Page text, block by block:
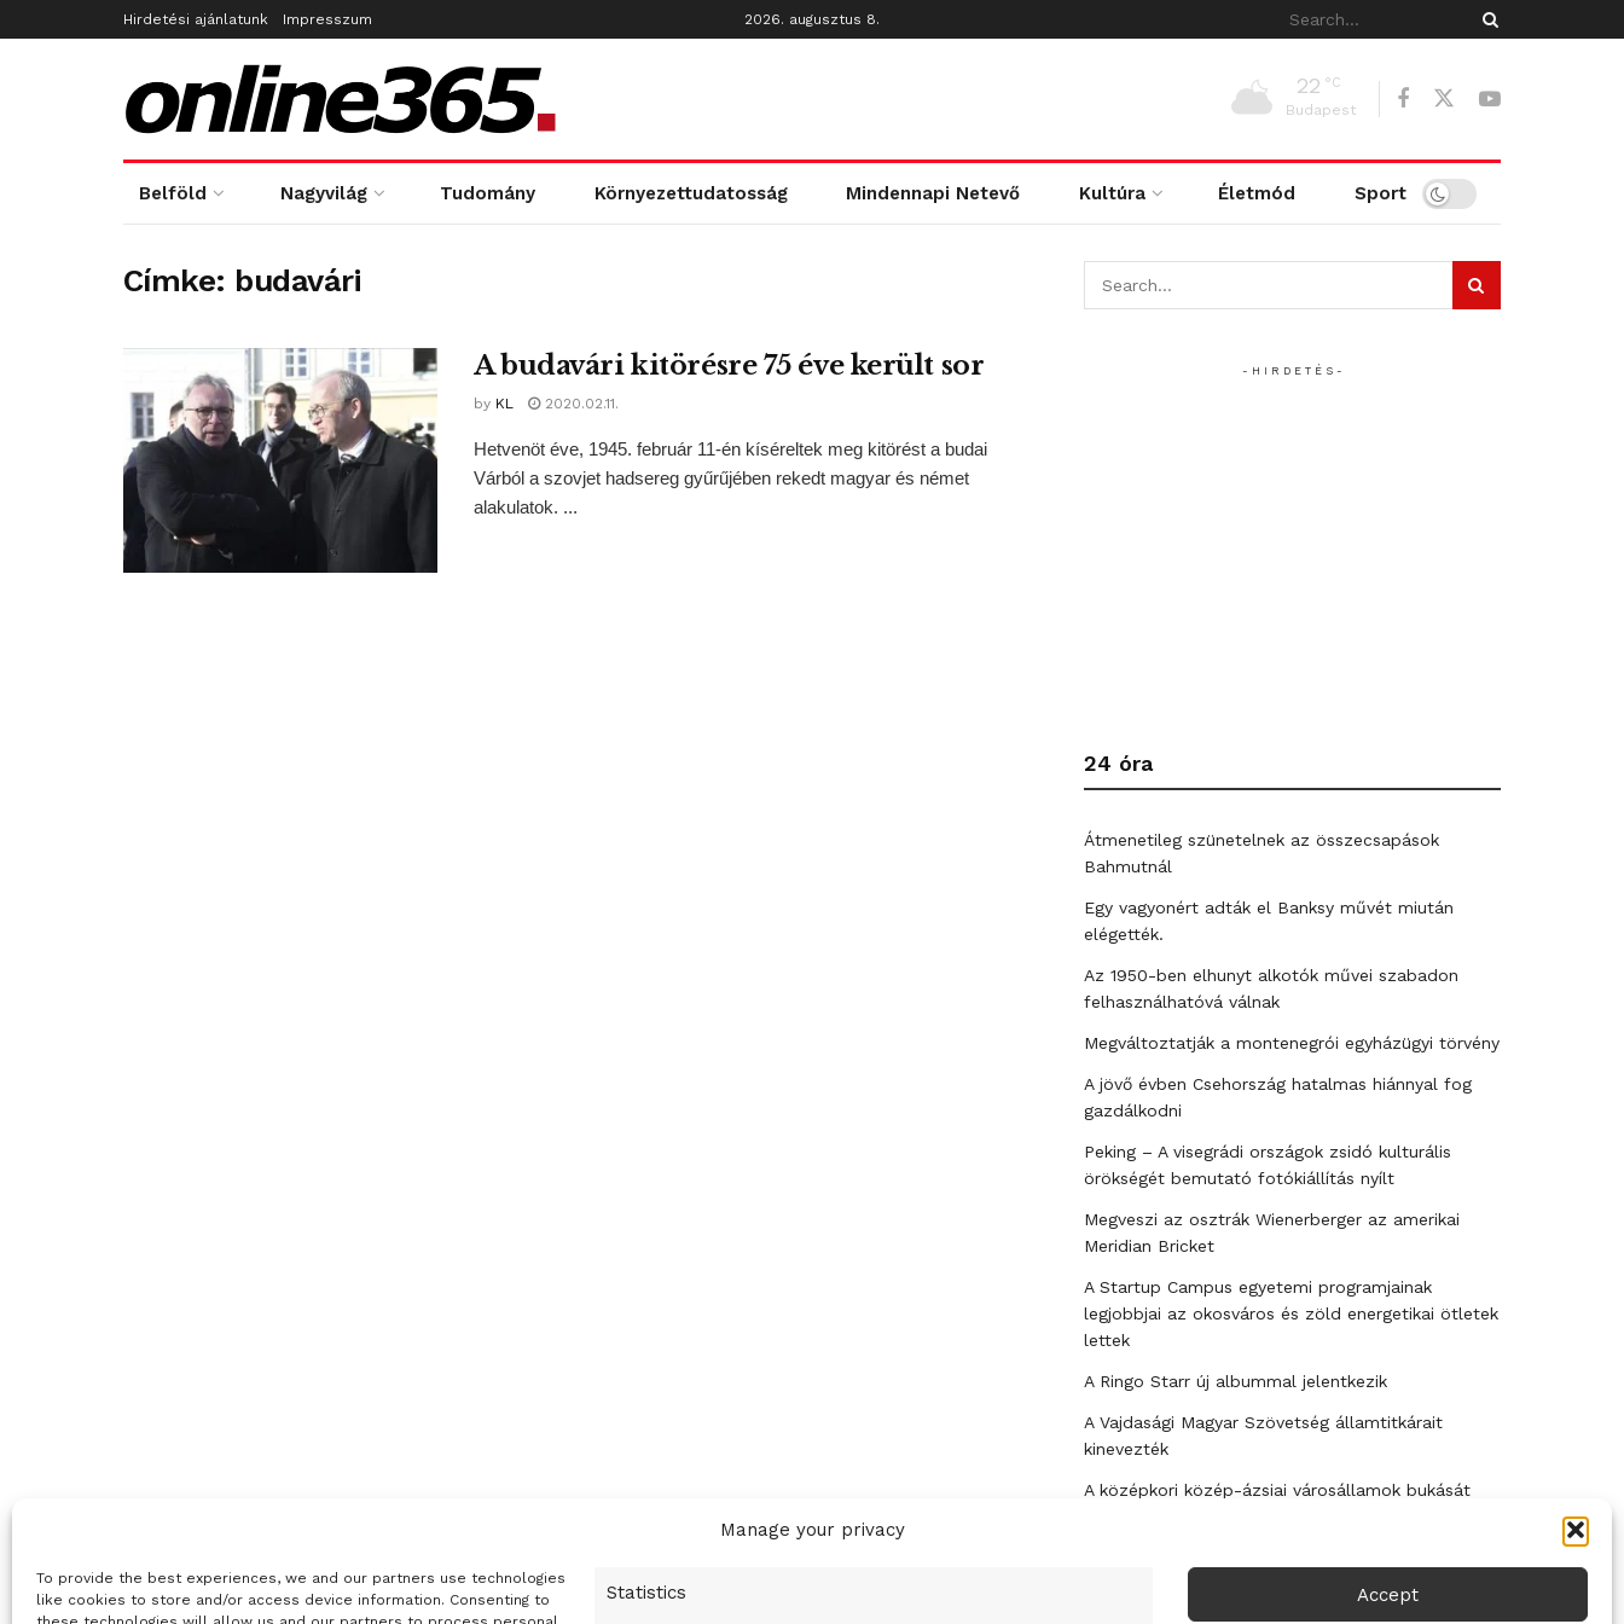
Manage your privacy
To provide the best experiences, we and our partners use technologies
like cookies to store and/or access device information. Consenting to
Statistics Accept
Hirdetési ajánlatunk Impresszum 2026. augusztus 8.
22 °C
Budapest
Belföld Nagyvilág Tudomány Környezettudatosság Mindennapi Netevő Kultúra Életmód Sport
Címke: budavári
A budavári kitörésre 75 éve került sor
by KL 2020.02.11.
Hetvenöt éve, 1945. február 11-én kíséreltek meg kitörést a budai
Várból a szovjet hadsereg gyűrűjében rekedt magyar és német
alakulatok. ...
- H I R D E T É S -
24 óra
Átmenetileg szünetelnek az összecsapások
Bahmutnál
Egy vagyonért adták el Banksy művét miután
elégették.
Az 1950-ben elhunyt alkotók művei szabadon
felhasználhatóvá válnak
Megváltoztatják a montenegrói egyházügyi törvény
A jövő évben Csehország hatalmas hiánnyal fog
gazdálkodni
Peking – A visegrádi országok zsidó kulturális
örökségét bemutató fotókiállítás nyílt
Megveszi az osztrák Wienerberger az amerikai
Meridian Bricket
A Startup Campus egyetemi programjainak
legjobbjai az okosváros és zöld energetikai ötletek
lettek
A Ringo Starr új albummal jelentkezik
A Vajdasági Magyar Szövetség államtitkárait
kinevezték
A középkori közép-ázsiai városállamok bukását